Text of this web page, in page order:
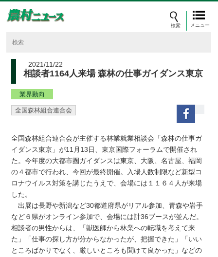
メニュー
2021/11/22
相談者1164人来場 森林の仕事ガイダンス東京
業界動向
全国森林組合連合会
全国森林組合連合会が主催する林業就業相談会「森林の仕事ガ
イダンス東京」が11月13日、東京国際フォーラムで開催され
た。今年度の大都市圏ガイダンスは東京、大阪、名古屋、福岡
の４都市で行われ、今回が最終開催。入場人数制限など新型コ
ロナウイルス対策を講じたうえで、会場には１１６４人が来場
した。
出展は長野や新潟など30都道府県がリアル参加、青森や岩手
など６県がオンライン参加で、会場には計36ブースが並んだ。
相談者の男性からは、「獣医師から林業への転職を考えて来
た」「仕事の探し方が分からなかったが、把握できた」「いい
ところばかりでなく、厳しいところも聞けて良かった」などの